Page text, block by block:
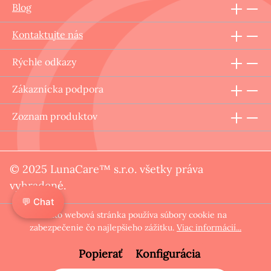
Blog
Kontaktujte nás
Rýchle odkazy
Zákaznícka podpora
Zoznam produktov
© 2025 LunaCare™ s.r.o. všetky práva
vyhradené.
Táto webová stránka používa súbory cookie na
zabezpečenie čo najlepšieho zážitku. Viac informácií...
Popierať Konfigurácia
💬 Chat